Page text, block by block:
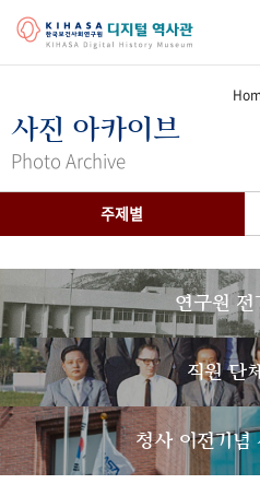
걸어온 길 기관 변천사
간행물 변천사
기록물 아카이브
사진 아카이브 문서 기록물
50+1 주년 기념
사진 아카이브
Photo Archive
주제별
연구원 전
직원 단
청사 이전기념